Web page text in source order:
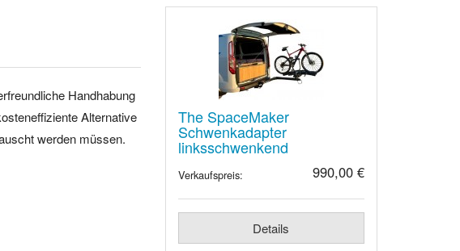
rfreundliche Handhabung
Alternative
uschtwerden müssen.
The SpaceMaker
Schwenkadapter
linksschwenkend
Verkaufspreis: 990,00 €
Details